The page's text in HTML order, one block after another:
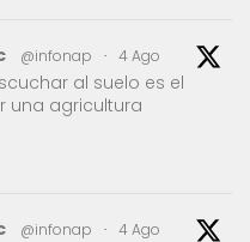
@infonap · 4 Ago
al suelo es el
una agricultura
@infonap · 4 Ago